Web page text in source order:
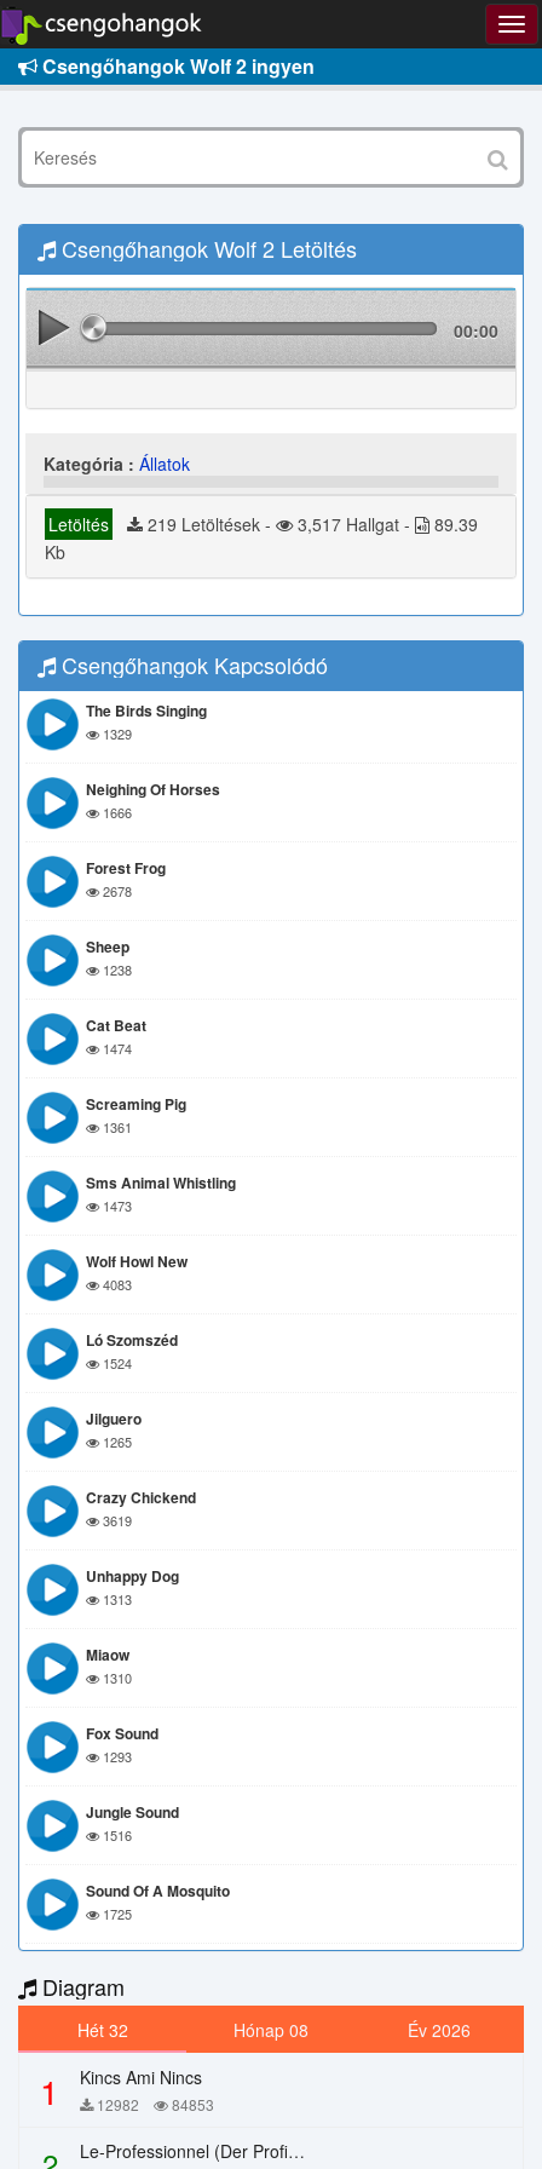
Csengőhangok Wolf 2 ingyen
Csengőhangok Wolf 2 Letöltés
00:00
Kategória : Állatok
Letöltés 219 Letöltések - 3,517 Hallgat -
89.39
Kb
Csengőhangok Kapcsolódó
The Birds Singing
1329
Neighing Of Horses
1666
Forest Frog
2678
Sheep
1238
Cat Beat
1474
Screaming Pig
1361
Sms Animal Whistling
1473
Wolf Howl New
4083
Ló Szomszéd
1524
Jilguero
1265
Crazy Chickend
3619
Unhappy Dog
1313
Miaow
1310
Fox Sound
1293
Jungle Sound
1516
Sound Of A Mosquito
1725
Diagram
Hét 32 Hónap 08 Év 2026
1 Kincs Ami Nincs
12982 84853
Le-Professionnel (Der Profi) – Chi Mai